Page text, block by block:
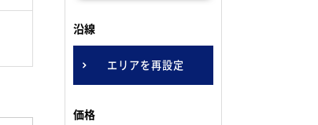
沿線
エリアを再設定
価格